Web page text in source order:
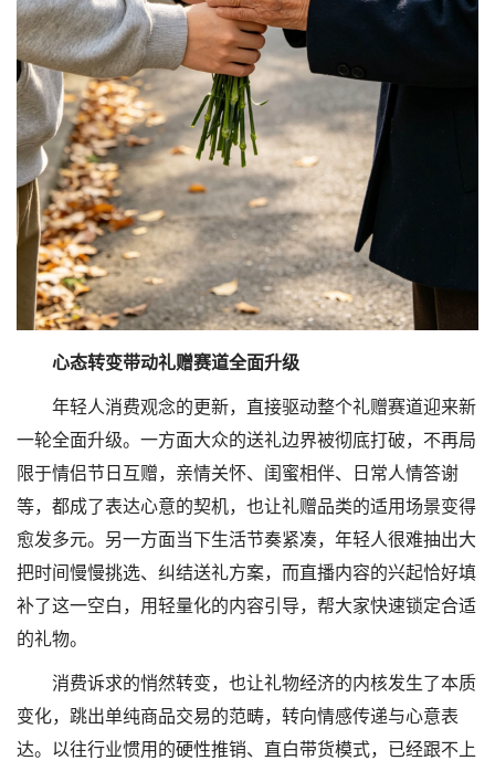
心态转变带动礼赠赛道全面升级
年轻人消费观念的更新，直接驱动整个礼赠赛道迎来新
一轮全面升级。一方面大众的送礼边界被彻底打破，不再局
限于情侣节日互赠，亲情关怀、闺蜜相伴、日常人情答谢
等，都成了表达心意的契机，也让礼赠品类的适用场景变得
愈发多元。另一方面当下生活节奏紧凑，年轻人很难抽出大
把时间慢慢挑选、纠结送礼方案，而直播内容的兴起恰好填
补了这一空白，用轻量化的内容引导，帮大家快速锁定合适
的礼物。
消费诉求的悄然转变，也让礼物经济的内核发生了本质
变化，跳出单纯商品交易的范畴，转向情感传递与心意表
达。以往行业惯用的硬性推销、直白带货模式，已经跟不上